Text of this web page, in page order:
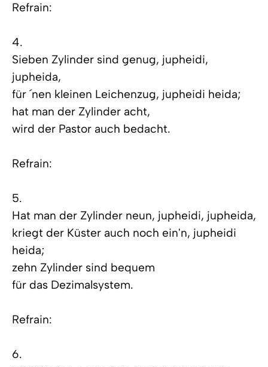
Refrain:
4.
Sieben Zylinder sind genug, jupheidi,
jupheida,
für ´nen kleinen Leichenzug, jupheidi heida;
hat man der Zylinder acht,
wird der Pastor auch bedacht.
Refrain:
5.
Hat man der Zylinder neun, jupheidi, jupheida,
kriegt der Küster auch noch ein'n, jupheidi
heida;
zehn Zylinder sind bequem
für das Dezimalsystem.
Refrain:
6.